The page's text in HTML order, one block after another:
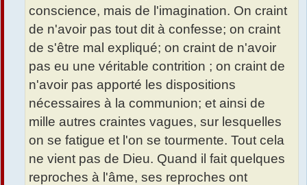
conscience, mais de l'imagination. On craint
de n'avoir pas tout dit à confesse; on craint
de s'être mal expliqué; on craint de n'avoir
pas eu une véritable contrition ; on craint de
n'avoir pas apporté les dispositions
nécessaires à la communion; et ainsi de
mille autres craintes vagues, sur lesquelles
on se fatigue et l'on se tourmente. Tout cela
ne vient pas de Dieu. Quand il fait quelques
reproches à l'âme, ses reproches ont